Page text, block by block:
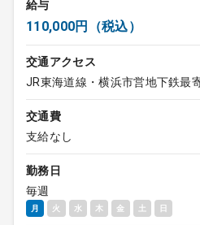
給与
110,000円（税込）
交通アクセス
JR東海道線・横浜市営地下鉄最
交通費
支給なし
勤務日
毎週
月 火 水 木 金 土 日